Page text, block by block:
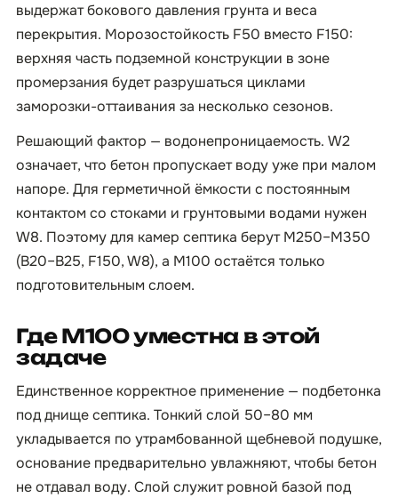
выдержат бокового давления грунта и веса
перекрытия. Морозостойкость F50 вместо F150:
верхняя часть подземной конструкции в зоне
промерзания будет разрушаться циклами
заморозки-оттаивания за несколько сезонов.
Решающий фактор — водонепроницаемость. W2
означает, что бетон пропускает воду уже при малом
напоре. Для герметичной ёмкости с постоянным
контактом со стоками и грунтовыми водами нужен
W8. Поэтому для камер септика берут М250–М350
(B20–B25, F150, W8), а М100 остаётся только
подготовительным слоем.
Где М100 уместна в этой
задаче
Единственное корректное применение — подбетонка
под днище септика. Тонкий слой 50–80 мм
укладывается по утрамбованной щебневой подушке,
основание предварительно увлажняют, чтобы бетон
не отдавал воду. Слой служит ровной базой под